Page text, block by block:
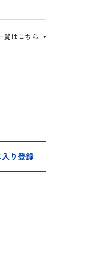
覧はこちら
り登録